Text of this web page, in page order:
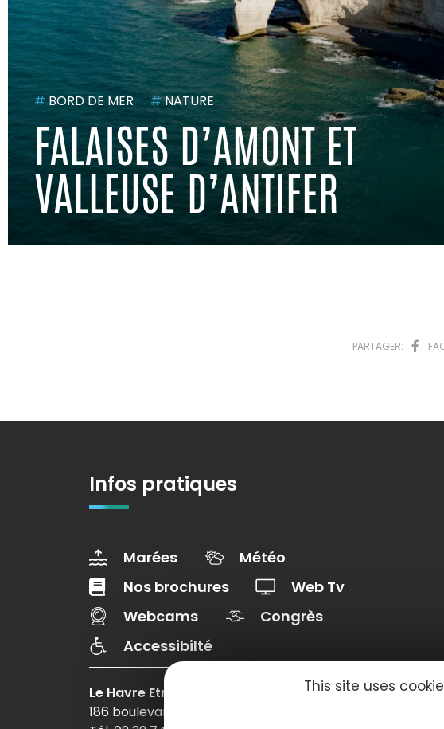
#BORD DE MER #NATURE
FALAISES D’AMONT ET
VALLEUSE D’ANTIFER
PARTAGER:
Infos pratiques
Marées
Météo
Nos brochures
Web Tv
Webcams
Congrès
Accessibilté
Le Havre Etretat Normandie Tourisme
186 boulevard Clemenceau – BP 649 – 76059 Le Havre
This site uses